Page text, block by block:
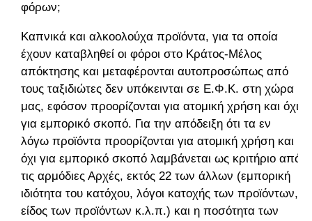
φόρων;
Καπνικά και αλκοολούχα προϊόντα, για τα οποία
έχουν καταβληθεί οι φόροι στο Κράτος-Μέλος
απόκτησης και μεταφέρονται αυτοπροσώπως από
τους ταξιδιώτες δεν υπόκεινται σε Ε.Φ.Κ. στη χώρα
μας, εφόσον προορίζονται για ατομική χρήση και όχι
για εμπορικό σκοπό. Για την απόδειξη ότι τα εν
λόγω προϊόντα προορίζονται για ατομική χρήση και
όχι για εμπορικό σκοπό λαμβάνεται ως κριτήριο από
τις αρμόδιες Αρχές, εκτός 22 των άλλων (εμπορική
ιδιότητα του κατόχου, λόγοι κατοχής των προϊόντων,
είδος των προϊόντων κ.λ.π.) και η ποσότητα των